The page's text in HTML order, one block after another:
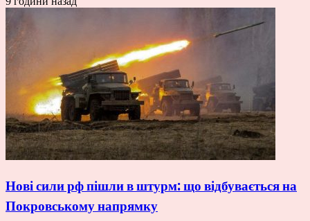
Нові сили рф пішли в штурм: що відбувається на
Покровському напрямку